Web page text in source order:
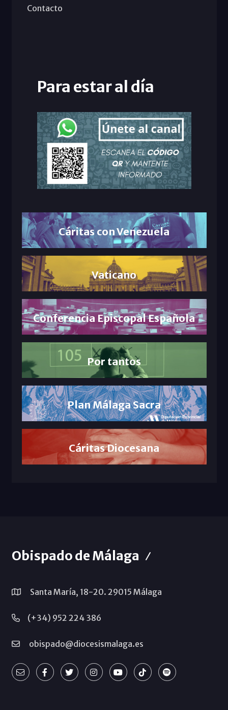
Contacto
Para estar al día
Cáritas con Venezuela
Vaticano
Conferencia Episcopal Española
Por tantos
Plan Málaga Sacra
Cáritas Diocesana
Obispado de Málaga
Santa María, 18-20. 29015 Málaga
(+34) 952 224 386
obispado@diocesismalaga.es